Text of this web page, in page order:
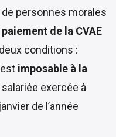
de personnes morales
paiement de la CVAE
conditions :
est imposable à la
exercée à
de l’année